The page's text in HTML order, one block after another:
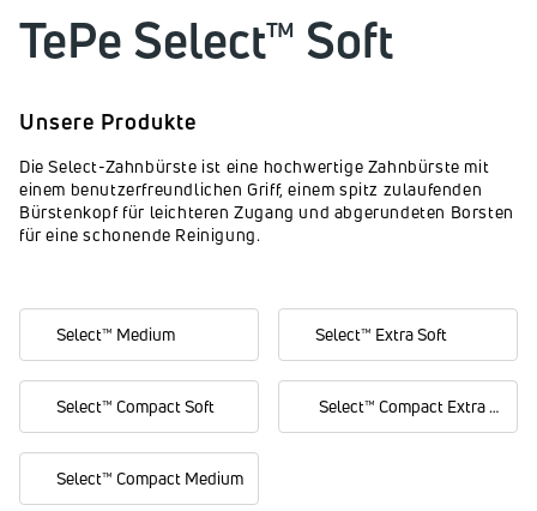
TePe Select™ Soft
Unsere Produkte
Die Select-Zahnbürste ist eine hochwertige Zahnbürste mit
einem benutzerfreundlichen Griff, einem spitz zulaufenden
Bürstenkopf für leichteren Zugang und abgerundeten Borsten
für eine schonende Reinigung.
Select™ Medium Select™ Extra Soft
Select™ Compact Soft Select™ Compact Extra Soft
Select™ Compact Medium